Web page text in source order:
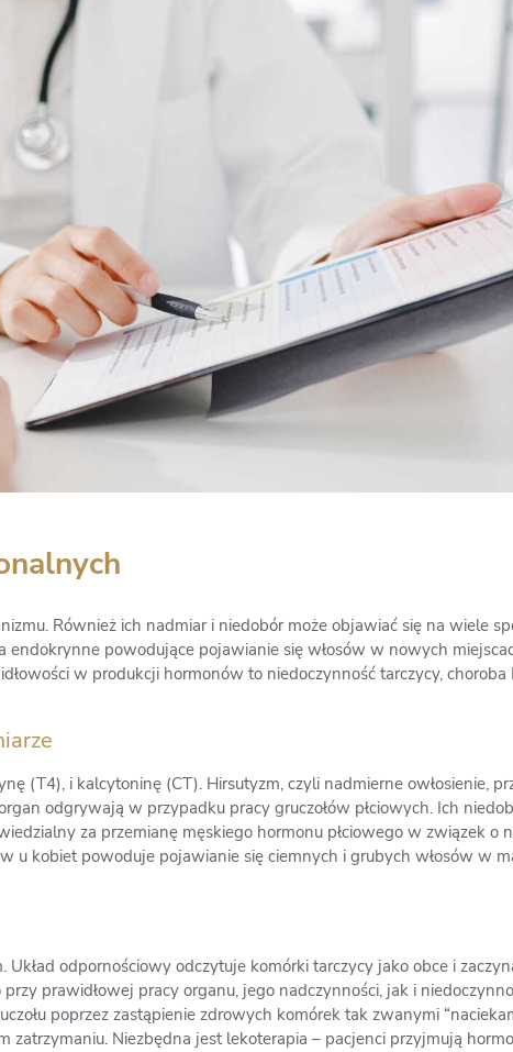
Również ich nadmiar i niedobór może objawiać się na wiele
powodujące pojawianie się włosów w nowych
w produkcji hormonów to niedoczynność tarczycy, choroba
(T4), i kalcytoninę (CT). Hirsutyzm, czyli nadmierne owłosienie,
odgrywają w przypadku pracy gruczołów płciowych. Ich
za przemianę męskiego hormonu płciowego w związek o
kobiet powoduje pojawianie się ciemnych i grubych włosów w
odpornościowy odczytuje komórki tarczycy jako obce i
prawidłowej pracy organu, jego nadczynności, jak i
poprzez zastąpienie zdrowych komórek tak zwanymi
Niezbędna jest lekoterapia – pacjenci przyjmują